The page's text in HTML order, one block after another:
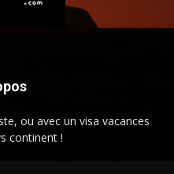
ou avec un visa vacances
continent !